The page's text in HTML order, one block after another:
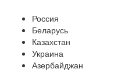
Россия
Беларусь
Казахстан
Украина
Азербайджан